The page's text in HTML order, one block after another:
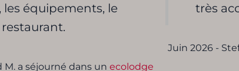
les équipements, le
restaurant.
M. a séjourné dans unecolodge
très
Juin 2026 -